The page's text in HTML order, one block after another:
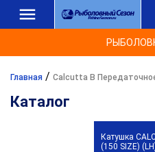
Главная / Calcutta B
Каталог
Катушка
(150 SIZE)